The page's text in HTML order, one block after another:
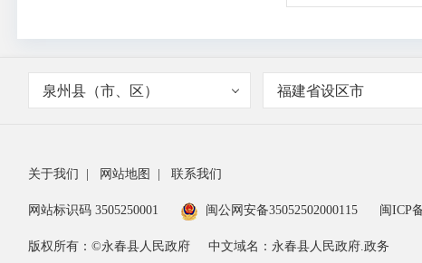
泉州县（市、区） 福建省设区市
关于我们 网站地图 联系我们
网站标识码 3505250001 闽公网安备35052502000115 闽ICP
版权所有：©永春县人民政府 中文域名：永春县人民政府.政务